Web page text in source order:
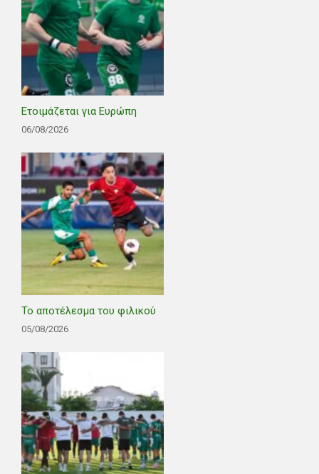
Ετοιμάζεται για Ευρώπη
06/08/2026
Το αποτέλεσμα του φιλικού
05/08/2026